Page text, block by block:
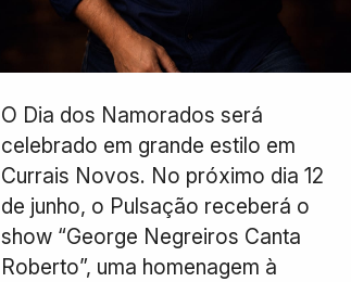
O Dia dos Namorados será
celebrado em grande estilo em
Currais Novos. No próximo dia 12
de junho, o Pulsação receberá o
show “George Negreiros Canta
Roberto”, uma homenagem à